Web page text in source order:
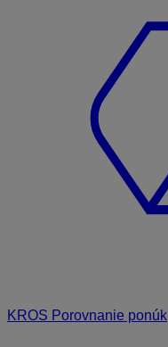
KROS Porovnanie ponúk